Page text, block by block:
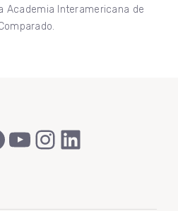
Academia Interamericana de
YouTube
Instagram
LinkedIn